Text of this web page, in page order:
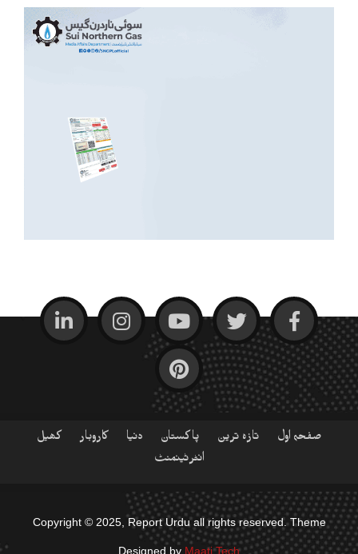
صفحہ اول تازہ ترین پاکستان دنیا کاروبار
کھیل
انٹرٹینمنٹ
Copyright © 2025, Report Urdu all rights reserved. Theme
Designed by Maati Tech